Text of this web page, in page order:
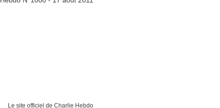
Le site officiel de Charlie Hebdo